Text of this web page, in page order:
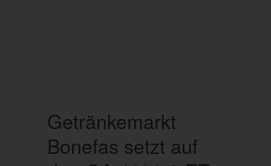
Getränkemarkt
Bonefas setzt auf